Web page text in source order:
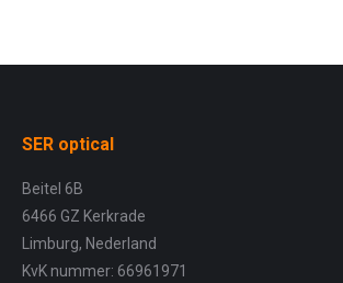
SER optical
Beitel 6B
6466 GZ Kerkrade
Limburg, Nederland
KvK nummer: 66961971